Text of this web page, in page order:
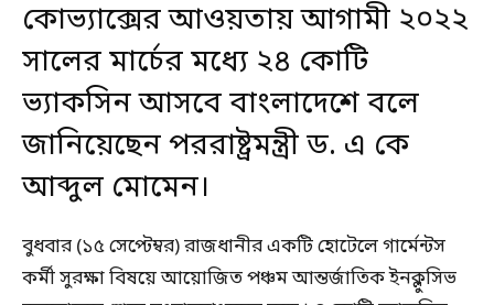
কোভ্যাক্সের আওয়তায় আগামী ২০২২
সালের মার্চের মধ্যে ২৪ কোটি
ভ্যাকসিনআসবে বাংলাদেশে বলে
জানিয়েছেন পররাষ্ট্রমন্ত্রী ড. এ কে
আব্দুল মোমেন।
বুধবার (১৫ সেপ্টেম্বর) রাজধানীর একটি হোটেলে গার্মেন্টস
কর্মী সুরক্ষা বিষয়ে আয়োজিত পঞ্চম আন্তর্জাতিক ইনক্লুসিভ